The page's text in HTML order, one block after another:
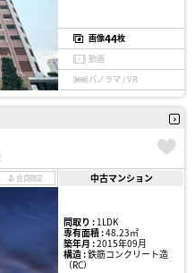
画像44枚
動画
パノラマ / VR
会員限定 中古マンション
間取り :1LDK
専有面積 :48.23㎡
築年月 :2015年09月
構造 :鉄筋コンクリート造
（RC）